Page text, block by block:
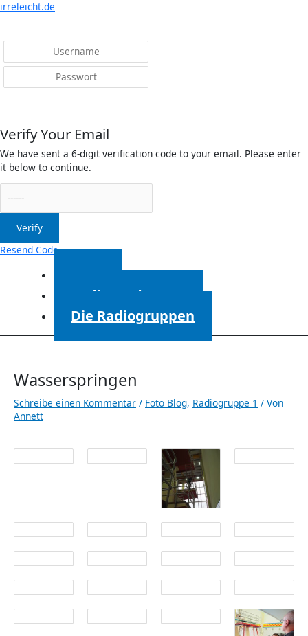
irreleicht.de
Verify Your Email
We have sent a 6-digit verification code to your email. Please enter
it below to continue.
Verify
Resend Code
Menü
Radiosendungen
Die Radiogruppen
Wasserspringen
Schreibe einen Kommentar / Foto Blog, Radiogruppe 1 / Von
Annett